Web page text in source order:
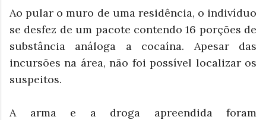
Ao pular o muro de uma residência, o indivíduo
se desfez de um pacote contendo 16 porções de
substância análoga a cocaína. Apesar das
incursões na área, não foi possível localizar os
suspeitos.
A arma e a droga apreendida foram